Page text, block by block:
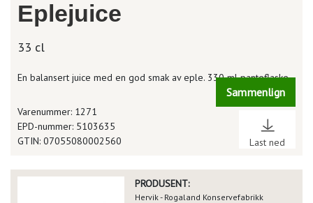
Eplejuice
33 cl
En balansert juice med en god smak av eple. 330 ml panteflaske.
Sammenlign
Last ned
Varenummer: 1271
EPD-nummer: 5103635
GTIN: 07055080002560
PRODUSENT:
Hervik - Rogaland Konservefabrikk